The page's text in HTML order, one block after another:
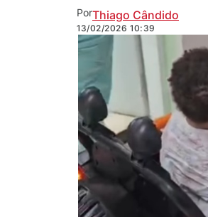
PorThiago Cândido
13/02/2026 10:39